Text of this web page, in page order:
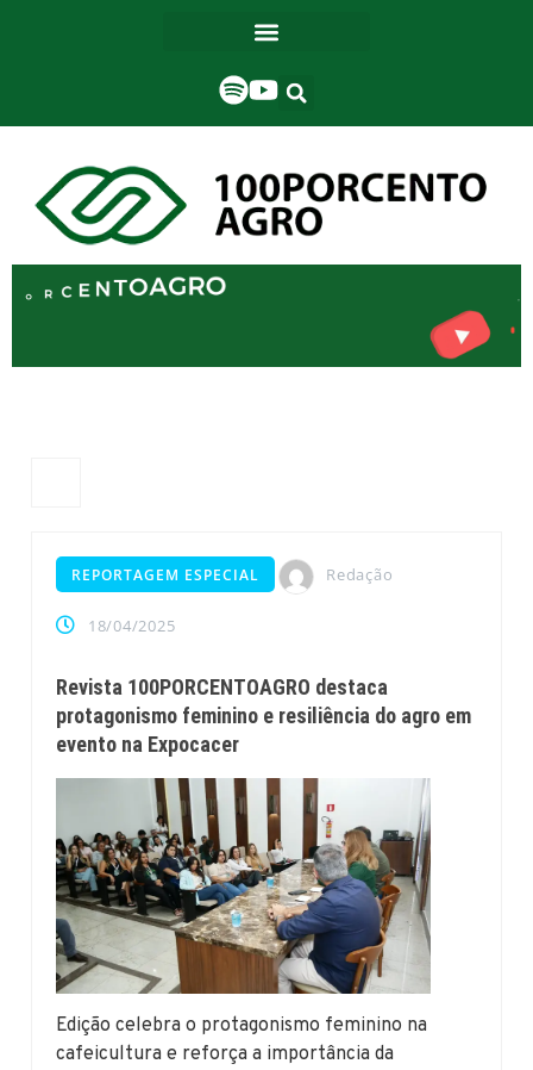
REPORTAGEM ESPECIAL Redação
18/04/2025
Revista 100PORCENTOAGRO destaca
protagonismo feminino e resiliência do agro em
evento na Expocacer
Edição celebra o protagonismo feminino na
cafeicultura e reforça a importância da